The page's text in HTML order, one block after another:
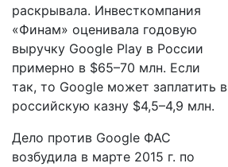
раскрывала. Инвесткомпания
«Финам» оценивала годовую
выручку Google Play в России
примерно в $65–70 млн. Если
так, то Google может заплатить в
российскую казну $4,5–4,9 млн.
Дело против Google ФАС
возбудила в марте 2015 г. по